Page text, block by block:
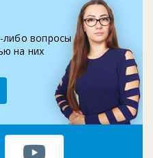
для воды
либо вопросы
на них